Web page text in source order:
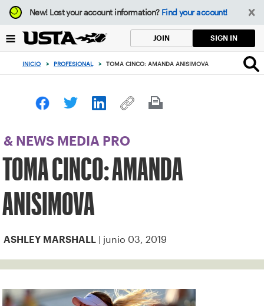
Enfoque
desde
botón
volver
principio
New!Lost your account information? Find your account!
JOIN SIGN IN
INICIO > PROFESIONAL > TOMA CINCO: AMANDA ANISIMOVA
& NEWS MEDIA PRO
TOMA CINCO: AMANDA
ANISIMOVA
ASHLEY MARSHALL | junio 03, 2019